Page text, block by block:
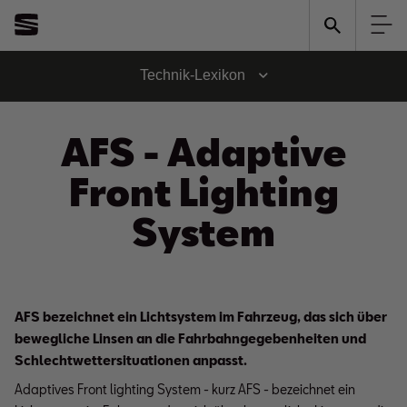
Technik-Lexikon
AFS - Adaptive
Front Lighting
System
AFS bezeichnet ein Lichtsystem im Fahrzeug, das sich über
bewegliche Linsen an die Fahrbahngegebenheiten und
Schlechtwettersituationen anpasst.
Adaptives Front lighting System - kurz AFS - bezeichnet ein